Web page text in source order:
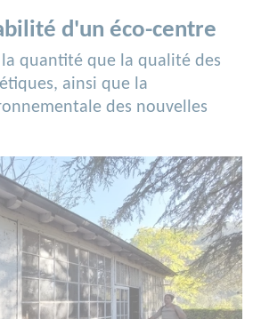
d'un éco-centre
quantité que la qualité des
ainsi que la
des nouvelles